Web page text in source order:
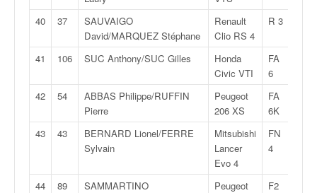
40
37
SAUVAIGO
David/MARQUEZ Stéphane
Renault
Clio RS 4
R 3
41 106 SUC Anthony/SUC Gilles
Honda
Civic VTI
FA
6
42 54
ABBAS Philippe/RUFFIN
Pierre
Peugeot
206 XS
FA
6K
43 43
BERNARD Lionel/FERRE
Sylvain
Mitsubishi
Lancer
Evo 4
FN
4
44 89
SAMMARTINO
Peugeot
F2